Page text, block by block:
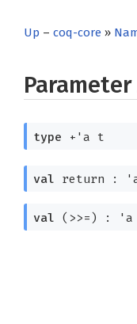
Up – coq-core »
Parameter
type +'a t
val return :
val (>>=) : 'a